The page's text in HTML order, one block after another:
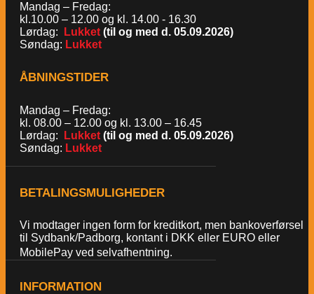
Mandag – Fredag:
kl.10.00 – 12.00 og kl. 14.00 - 16.30
Lørdag:
Lukket (til og med d. 05.09.2026)
Søndag: Lukket
ÅBNINGSTIDER
Mandag – Fredag:
kl. 08.00 – 12.00 og kl. 13.00 – 16.45
Lørdag:
Lukket (til og med d. 05.09.2026)
Søndag: Lukket
BETALINGSMULIGHEDER
Vi modtager ingen form for kreditkort, men bankoverførsel
til Sydbank/Padborg, kontant i DKK eller EURO eller
MobilePay ved selvafhentning.
INFORMATION